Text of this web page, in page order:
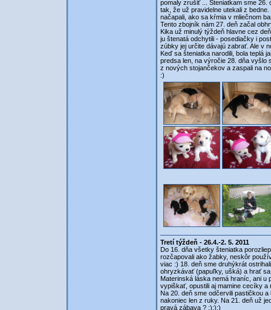
pomaly zrušiť ... Šteniatkam sme 26.
tak, že už pravidelne utekali z
načapali, ako sa kŕmia v mliečnom
Tento zbojník nám 27. deň začal
Kika už minulý týždeň hlavne cez
ju štenatá odchytili - posediačky i
zúbky jej určite dávajú zabrať. Ale v
Keď sa šteniatka narodili, bola teplá
predsa len, na výročie 28. dňa vyšlo
z nových stojančekov a zaspali na
:)
Tretí týždeň - 26.4.-2. 5. 2011
Do 16. dňa všetky šteniatka
rozčapovali ako žabky, neskôr
viac :) 18. deň sme druhýkrát
ohryzkávať (papuľky, ušká) a hrať
Materinská láska nemá hraníc, ani
vypiškať, opustili aj mamine cecíky a
Na 20. deň sme odčervili pastičkou
nakoniec len z ruky. Na 21. deň už
pravá zábava ? :):):)